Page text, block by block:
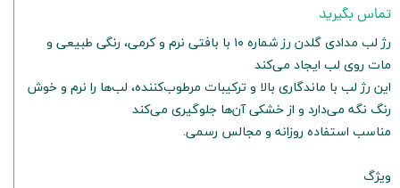
تماس بگیرید
رژ لب مدادی گلدن رز شماره ۱۰ با بافتی نرم و کرمی، رنگی طبیعی و
مات روی لب ایجاد می‌کند
این رژ لب با ماندگاری بالا و ترکیبات مرطوب‌کننده، لب‌ها را نرم و خوش
رنگ نگه می‌دارد و از خشکی آن‌ها جلوگیری می‌کند
مناسب استفاده روزانه و مجالس رسمی.
ویژگ